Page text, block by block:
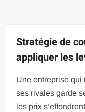
Stratégie de
appliquer les
Une entreprise qui
ses rivales garde
les prix